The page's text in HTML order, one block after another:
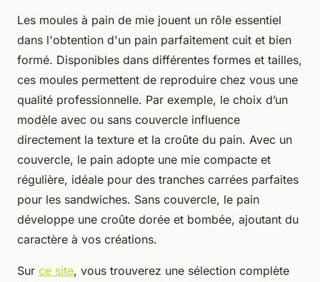
Les moules à pain de mie jouent un rôle essentiel
dans l'obtention d'un pain parfaitement cuit et bien
formé. Disponibles dans différentes formes et tailles,
ces moules permettent de reproduire chez vous une
qualité professionnelle. Par exemple, le choix d’un
modèle avec ou sans couvercle influence
directement la texture et la croûte du pain. Avec un
couvercle, le pain adopte une mie compacte et
régulière, idéale pour des tranches carrées parfaites
pour les sandwiches. Sans couvercle, le pain
développe une croûte dorée et bombée, ajoutant du
caractère à vos créations.
Sur ce site, vous trouverez une sélection complète